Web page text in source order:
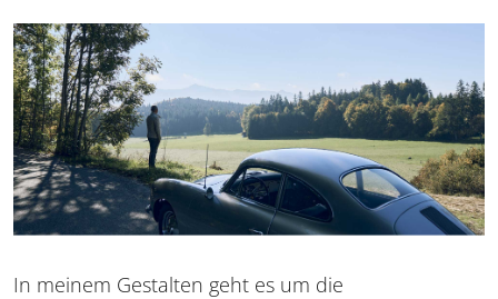
In meinem Gestalten geht es um die